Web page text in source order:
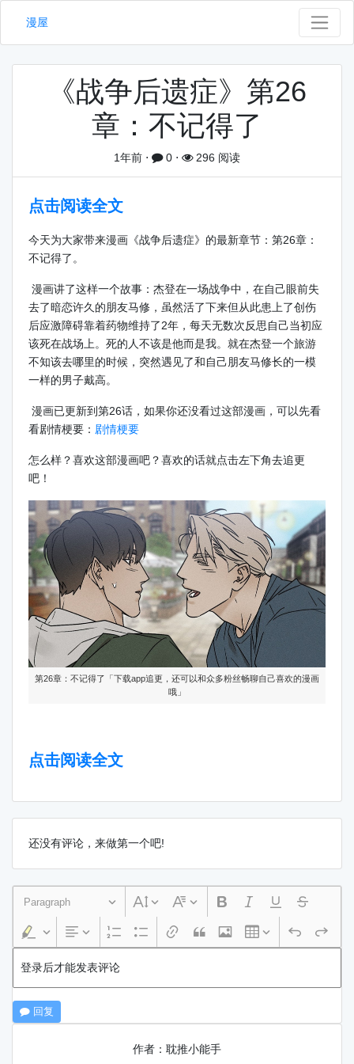
漫屋
《战争后遗症》第26
章：不记得了
1年前 ⋅ 0 ⋅ 296 阅读
点击阅读全文
今天为大家带来漫画《战争后遗症》的最新章节：第26章：
不记得了。
漫画讲了这样一个故事：杰登在一场战争中，在自己眼前失
去了暗恋许久的朋友马修，虽然活了下来但从此患上了创伤
后应激障碍靠着药物维持了2年，每天无数次反思自己当初应
该死在战场上。死的人不该是他而是我。就在杰登一个旅游
不知该去哪里的时候，突然遇见了和自己朋友马修长的一模
一样的男子戴高。
漫画已更新到第26话，如果你还没看过这部漫画，可以先看
看剧情梗要： 剧情梗要
怎么样？喜欢这部漫画吧？喜欢的话就点击左下角去追更
吧！
第26章：不记得了「下载app追更，还可以和众多粉丝畅聊自己喜欢的漫画
哦」
点击阅读全文
还没有评论，来做第一个吧!
Paragraph
登录后才能发表评论
回复
作者：耽推小能手